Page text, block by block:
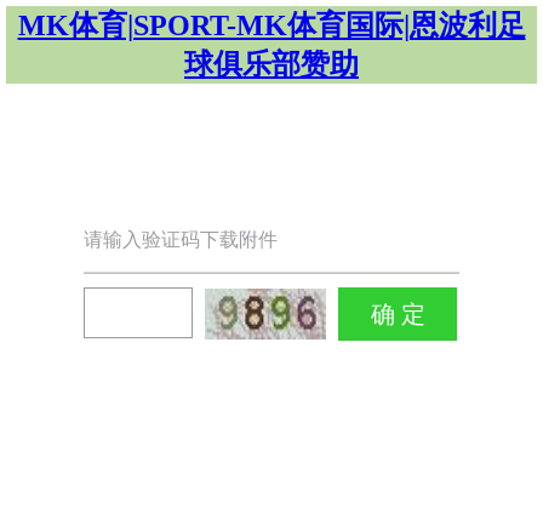
MK体育|SPORT-MK体育国际|恩波利足
球俱乐部赞助
请输入验证码下载附件